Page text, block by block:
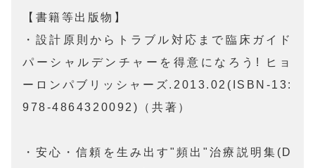
【書籍等出版物】
・設計原則からトラブル対応まで臨床ガイド
パーシャルデンチャーを得意になろう! ヒョ
ーロンパブリッシャーズ.2013.02(ISBN-13:
978-4864320092)（共著）
・安心・信頼を生み出す"頻出"治療説明集(D